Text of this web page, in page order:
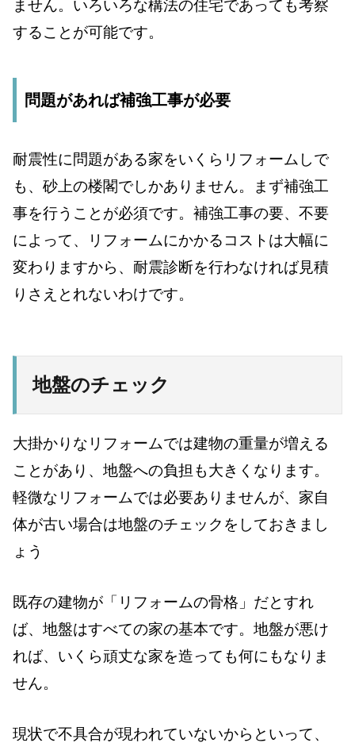
ません。いろいろな構法の住宅であっても考察
することが可能です。
問題があれば補強工事が必要
耐震性に問題がある家をいくらリフォームしで
も、砂上の楼閣でしかありません。まず補強工
事を行うことが必須です。補強工事の要、不要
によって、リフォームにかかるコストは大幅に
変わりますから、耐震診断を行わなければ見積
りさえとれないわけです。
地盤のチェック
大掛かりなリフォームでは建物の重量が増える
ことがあり、地盤への負担も大きくなります。
軽微なリフォームでは必要ありませんが、家自
体が古い場合は地盤のチェックをしておきまし
ょう
既存の建物が「リフォームの骨格」だとすれ
ば、地盤はすべての家の基本です。地盤が悪け
れば、いくら頑丈な家を造っても何にもなりま
せん。
現状で不具合が現われていないからといって、